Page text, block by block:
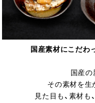
国産素材にこだ
国産の
その素材を生
見た目も、素材